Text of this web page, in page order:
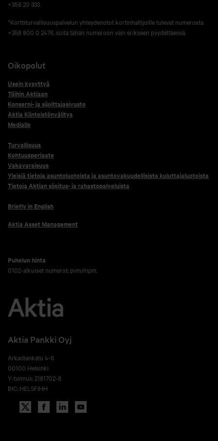
+358 20 333
*Korttiturvallisuuspalvelun yhteydenotot kortinhaltijoille tulevat numerosta
+358 800 0 2476, soita tähän numeroon vain erikseen pyydettäessä.
Oikopolut
Usein kysyttyä
Töihin Aktiaan
Konserni- ja sijoittajasivusto
Aktia Kiinteistönvälitys
Medialle
Turvallisuus
Kohtuusperiaate
Vakavaraisuus
Yleisiä tietoja asuntoluotoista ja asuntovakuudellisista kuluttajaluotoista
Tietoja Aktian sijoitus- ja rahastopalveluista
Briefly in English
Aktia Asset Management
Puhelun hinta
0102-alkuiset numerot: pvm/mpm.
Aktia Pankki Oyj
Arkadiankatu 4-6
00100 Helsinki
Y-tunnus: 2181702-8
BIC: HELSFIHH